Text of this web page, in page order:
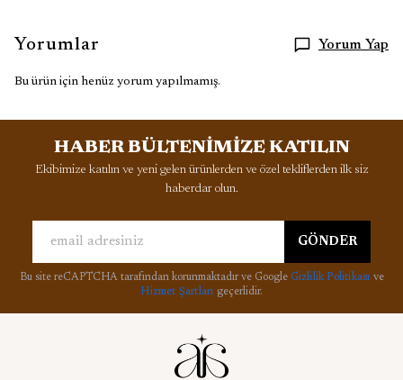
Yorumlar Yorum Yap
Bu ürün için henüz yorum yapılmamış.
HABER BÜLTENİMİZE KATILIN
Ekibimize katılın ve yeni gelen ürünlerden ve özel tekliflerden ilk siz
haberdar olun.
GÖNDER
Bu site reCAPTCHA tarafından korunmaktadır ve Google Gizlilik Politikası ve
Hizmet Şartları geçerlidir.